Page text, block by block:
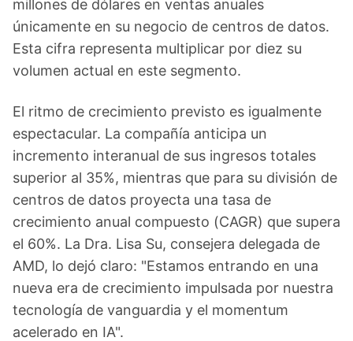
millones de dólares en ventas anuales
únicamente en su negocio de centros de datos.
Esta cifra representa multiplicar por diez su
volumen actual en este segmento.
El ritmo de crecimiento previsto es igualmente
espectacular. La compañía anticipa un
incremento interanual de sus ingresos totales
superior al 35%, mientras que para su división de
centros de datos proyecta una tasa de
crecimiento anual compuesto (CAGR) que supera
el 60%. La Dra. Lisa Su, consejera delegada de
AMD, lo dejó claro: "Estamos entrando en una
nueva era de crecimiento impulsada por nuestra
tecnología de vanguardia y el momentum
acelerado en IA".